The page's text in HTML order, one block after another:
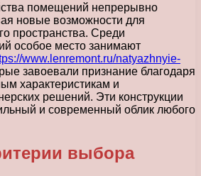
помещений непрерывно
новые возможности для
пространства. Среди
особое место занимают
www.lenremont.ru/natyazhnyie-
завоевали признание благодаря
характеристикам и
решений. Эти конструкции
и современный облик любого
выбора